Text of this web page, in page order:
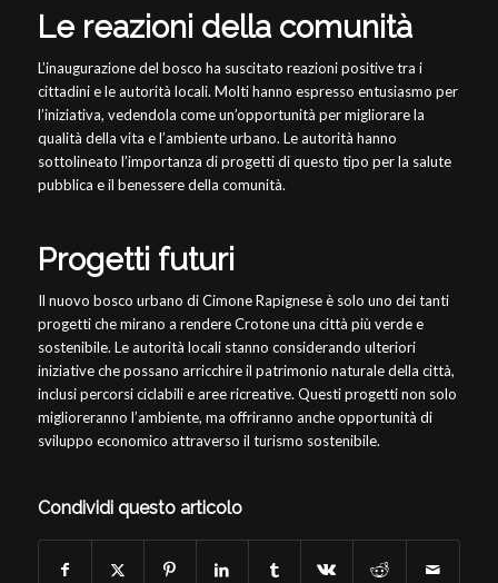
Le reazioni della comunità
L’inaugurazione del bosco ha suscitato reazioni positive tra i
cittadini e le autorità locali. Molti hanno espresso entusiasmo per
l’iniziativa, vedendola come un’opportunità per migliorare la
qualità della vita e l’ambiente urbano. Le autorità hanno
sottolineato l’importanza di progetti di questo tipo per la salute
pubblica e il benessere della comunità.
Progetti futuri
Il nuovo bosco urbano di Cimone Rapignese è solo uno dei tanti
progetti che mirano a rendere Crotone una città più verde e
sostenibile. Le autorità locali stanno considerando ulteriori
iniziative che possano arricchire il patrimonio naturale della città,
inclusi percorsi ciclabili e aree ricreative. Questi progetti non solo
miglioreranno l’ambiente, ma offriranno anche opportunità di
sviluppo economico attraverso il turismo sostenibile.
Condividi questo articolo